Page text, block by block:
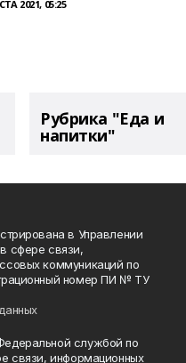
2021, 05:25
Рубрика "Еда и
напитки"
в Управлении
сфере связи,
коммуникаций по
номер ПИ № ТУ
службой по
связи, информационных